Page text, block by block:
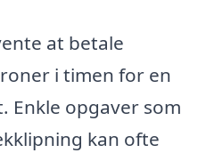
at betale
i timen for en
Enkle opgaver som
kan ofte